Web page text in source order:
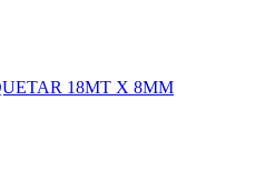
18MT X 8MM